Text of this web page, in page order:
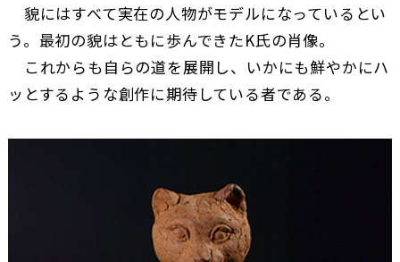
貌にはすべて実在の人物がモデルになっているとい
う。最初の貌はともに歩んできたK氏の肖像。
これからも自らの道を展開し、いかにも鮮やかにハ
ッとするような創作に期待している者である。